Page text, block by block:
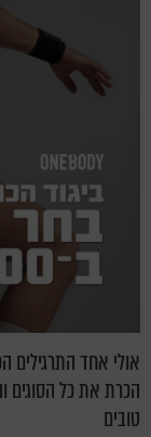
אולי אחד התרגילים
טובים